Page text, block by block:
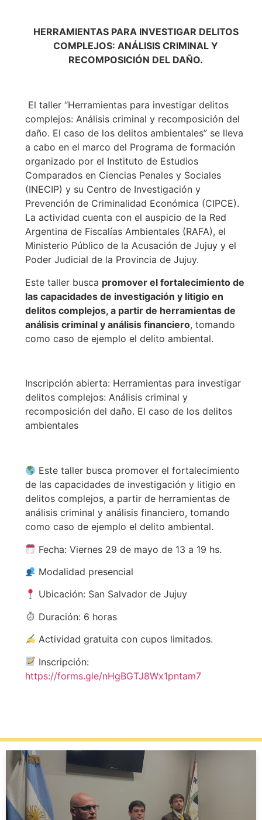
HERRAMIENTAS PARA INVESTIGAR DELITOS
COMPLEJOS: ANÁLISIS CRIMINAL Y
RECOMPOSICIÓN DEL DAÑO.
El taller “Herramientas para investigar delitos
complejos: Análisis criminal y recomposición del
daño. El caso de los delitos ambientales” se lleva
a cabo en el marco del Programa de formación
organizado por el Instituto de Estudios
Comparados en Ciencias Penales y Sociales
(INECIP) y su Centro de Investigación y
Prevención de Criminalidad Económica (CIPCE).
La actividad cuenta con el auspicio de la Red
Argentina de Fiscalías Ambientales (RAFA), el
Ministerio Público de la Acusación de Jujuy y el
Poder Judicial de la Provincia de Jujuy.
Este taller busca promover el fortalecimiento de
las capacidades de investigación y litigio en
delitos complejos, a partir de herramientas de
análisis criminal y análisis financiero, tomando
como caso de ejemplo el delito ambiental.
Inscripción abierta: Herramientas para investigar
delitos complejos: Análisis criminal y
recomposición del daño. El caso de los delitos
ambientales
Este taller busca promover el fortalecimiento
de las capacidades de investigación y litigio en
delitos complejos, a partir de herramientas de
análisis criminal y análisis financiero, tomando
como caso de ejemplo el delito ambiental.
Fecha: Viernes 29 de mayo de 13 a 19 hs.
Modalidad presencial
Ubicación: San Salvador de Jujuy
Duración: 6 horas
Actividad gratuita con cupos limitados.
Inscripción:
https://forms.gle/nHgBGTJ8Wx1pntam7